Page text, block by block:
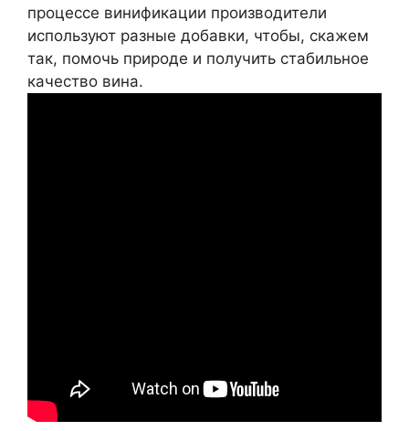
процессе винификации производители
используют разные добавки, чтобы, скажем
так, помочь природе и получить стабильное
качество вина.